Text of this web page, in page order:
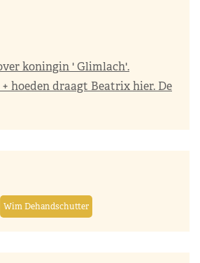
koningin ' Glimlach'.
hoeden draagt Beatrix hier. De
Wim Dehandschutter